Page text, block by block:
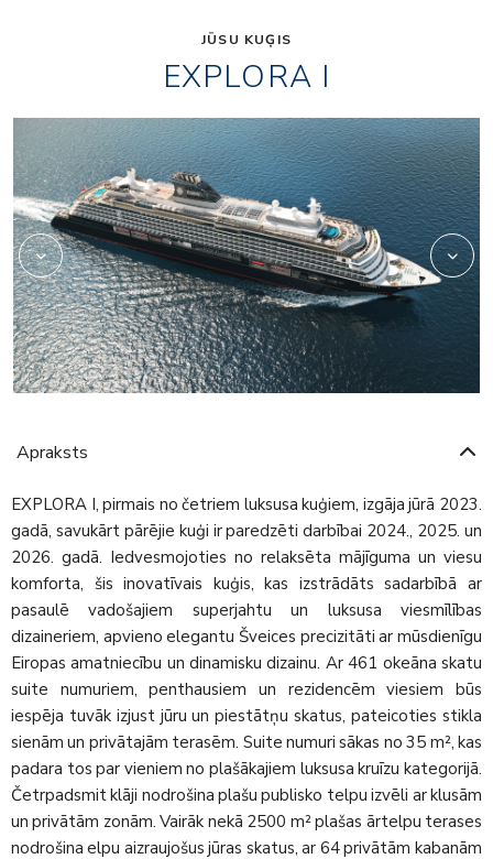
JŪSU KUĢIS
EXPLORA I
Lobby_01_1
Apraksts
EXPLORA I, pirmais no četriem luksusa kuģiem, izgāja jūrā 2023.
gadā, savukārt pārējie kuģi ir paredzēti darbībai 2024., 2025. un
2026. gadā. Iedvesmojoties no relaksēta mājīguma un viesu
komforta, šis inovatīvais kuģis, kas izstrādāts sadarbībā ar
pasaulē vadošajiem superjahtu un luksusa viesmīlības
dizaineriem, apvieno elegantu Šveices precizitāti ar mūsdienīgu
Eiropas amatniecību un dinamisku dizainu. Ar 461 okeāna skatu
suite numuriem, penthausiem un rezidencēm viesiem būs
iespēja tuvāk izjust jūru un piestātņu skatus, pateicoties stikla
sienām un privātajām terasēm. Suite numuri sākas no 35 m², kas
padara tos par vieniem no plašākajiem luksusa kruīzu kategorijā.
Četrpadsmit klāji nodrošina plašu publisko telpu izvēli ar klusām
un privātām zonām. Vairāk nekā 2500 m² plašas ārtelpu terases
nodrošina elpu aizraujošus jūras skatus, ar 64 privātām kabanām